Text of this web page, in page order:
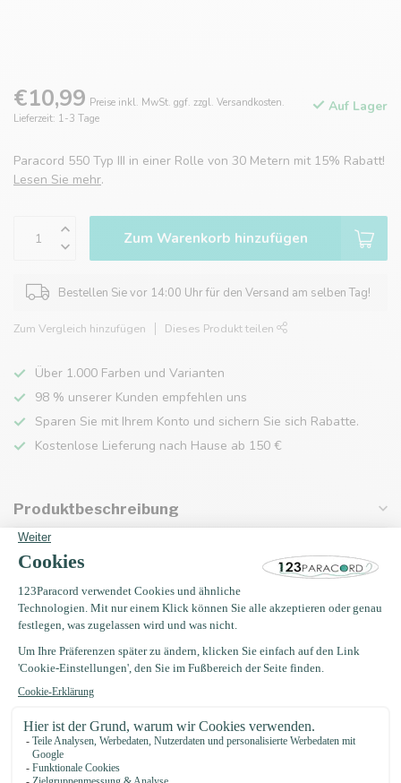
€10,99 Preise inkl. MwSt. ggf. zzgl. Versandkosten.
Lieferzeit: 1-3 Tage
Auf Lager
Paracord 550 Typ III in einer Rolle von 30 Metern mit 15% Rabatt!
Lesen Sie mehr.
Zum Warenkorb hinzufügen
Bestellen Sie vor 14:00 Uhr für den Versand am selben Tag!
Zum Vergleich hinzufügen Dieses Produkt teilen
Über 1.000 Farben und Varianten
98 % unserer Kunden empfehlen uns
Sparen Sie mit Ihrem Konto und sichern Sie sich Rabatte.
Kostenlose Lieferung nach Hause ab 150 €
Produktbeschreibung
Eigenschaften
Zuletzt angesehen